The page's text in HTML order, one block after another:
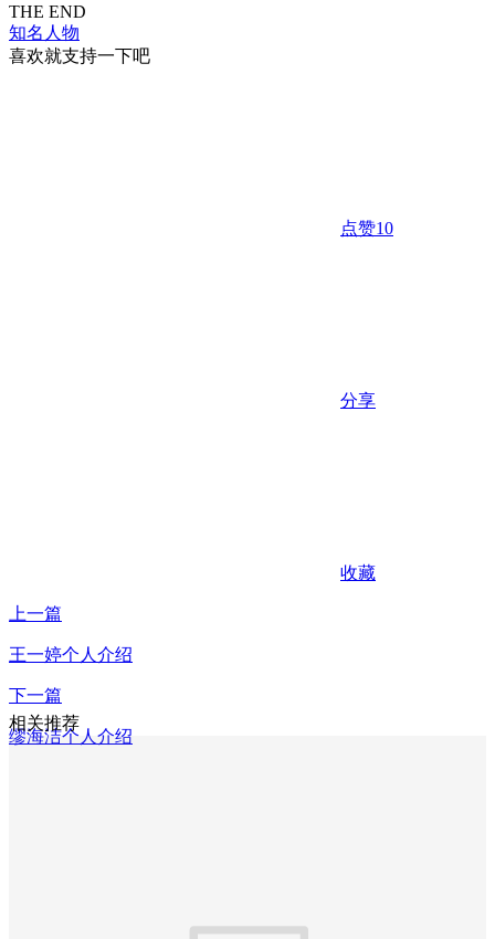
THE END
知名人物
喜欢就支持一下吧
点赞10
分享
收藏
上一篇
王一婷个人介绍
下一篇
缪海洁个人介绍
相关推荐